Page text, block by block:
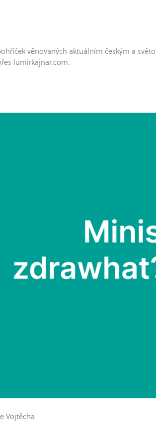
věnovaných aktuálním českým a
lumirkajnar.com.
Vojtěcha